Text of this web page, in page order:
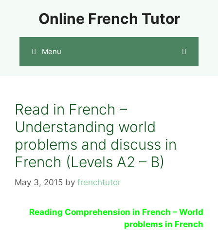
Online French Tutor
Menu
Read in French –
Understanding world
problems and discuss in
French (Levels A2 – B)
May 3, 2015 by frenchtutor
Reading Comprehension in French – World
problems in French